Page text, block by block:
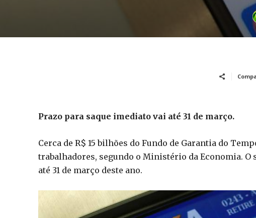
Prazo para saque imediato vai até 31 de março.
Cerca de R$ 15 bilhões do Fundo de Garantia do
trabalhadores, segundo o Ministério da Economia. O
até 31 de março deste ano.